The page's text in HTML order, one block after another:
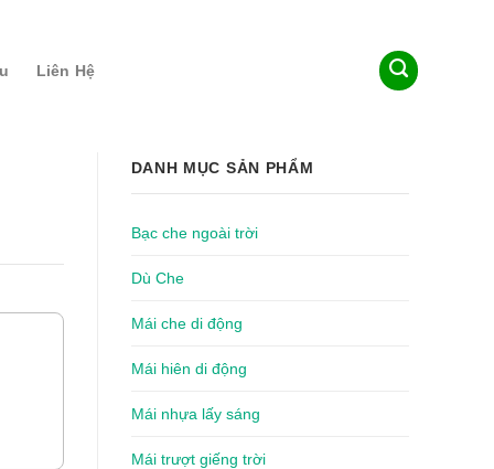
Liên Hệ
DANH MỤC SẢN PHẨM
Bạc che ngoài trời
Dù Che
Mái che di động
Mái hiên di động
Mái nhựa lấy sáng
Mái trượt giếng trời